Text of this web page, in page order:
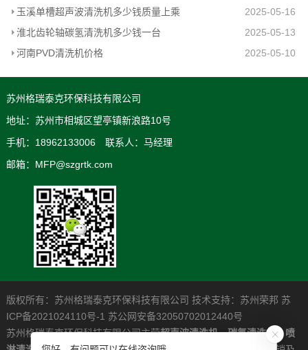
玉溪单槽超声波清洗机多少钱质量上乘
2025-05-16
淮北齿轮轴碳氢清洗机多少钱一台
2025-05-13
河南PVD清洗机价格
2025-05-10
苏州格瑞泰克环保科技有限公司
地址：苏州市相城区望亭镇新浪路10号
手机：18962133006 联系人：马经理
邮箱：MFP@szgrtk.com
版权所有：苏州格瑞泰克环保科技有限公司 技术支持： 苏州荣邦 苏
ICP备2021024110号-1 苏公网安备32050702012440号
苏州格瑞泰克环保科技有限公司主营超声波清洗机，碳氢清洗机，喷